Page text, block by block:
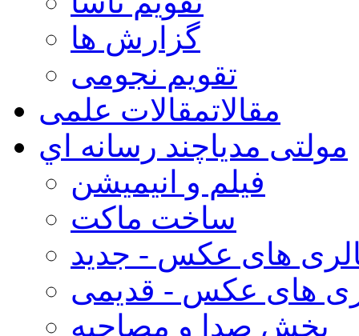
گزارش ها
تقویم نجومی
مقالاتمقالات علمی
مولتی مدیاچند رسانه اي
فیلم و انیمیشن
ساخت ماکت
های عکس - جدید
های عکس - قدیمی
بخش صدا و مصاحبه